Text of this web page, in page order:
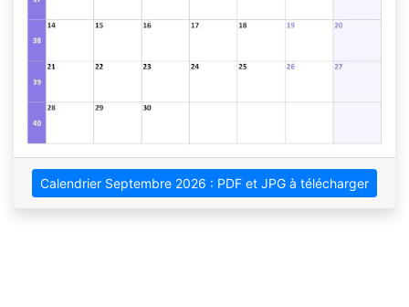
Calendrier Septembre 2026 : PDF et JPG à télécharger